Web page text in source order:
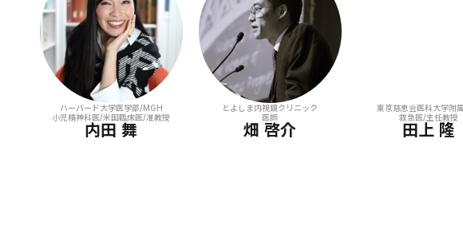
ハーバード大学医学部/MGH
小児精神科医/米国臨床医/准教授
内田 舞
とよしま内視鏡クリニック
医師
畑 啓介
東京慈恵会医科大学附
救急医/主任教授
田上 隆